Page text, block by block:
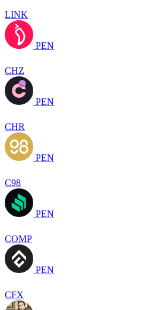
LINK
PEN
CHZ
PEN
CHR
PEN
C98
PEN
COMP
PEN
CFX